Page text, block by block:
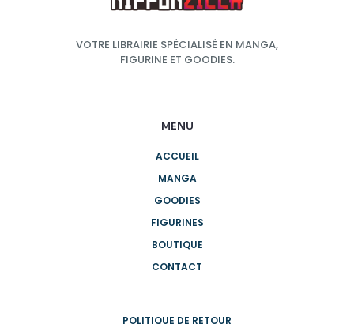
VOTRE LIBRAIRIE SPÉCIALISÉ EN MANGA,
FIGURINE ET GOODIES.
MENU
ACCUEIL
MANGA
GOODIES
FIGURINES
BOUTIQUE
CONTACT
POLITIQUE DE RETOUR